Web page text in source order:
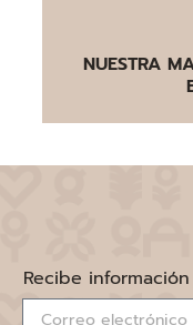
NUESTRA
Recibe